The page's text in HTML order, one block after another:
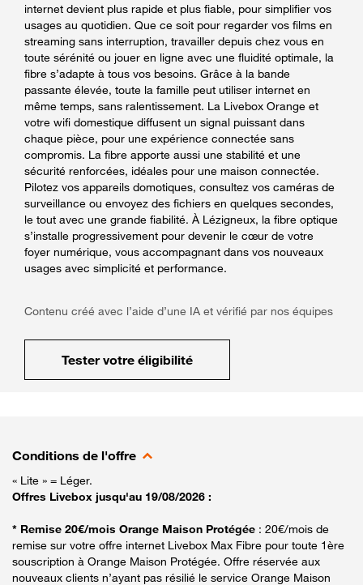
internet devient plus rapide et plus fiable, pour simplifier vos
usages au quotidien. Que ce soit pour regarder vos films en
streaming sans interruption, travailler depuis chez vous en
toute sérénité ou jouer en ligne avec une fluidité optimale, la
fibre s’adapte à tous vos besoins. Grâce à la bande
passante élevée, toute la famille peut utiliser internet en
même temps, sans ralentissement. La Livebox Orange et
votre wifi domestique diffusent un signal puissant dans
chaque pièce, pour une expérience connectée sans
compromis. La fibre apporte aussi une stabilité et une
sécurité renforcées, idéales pour une maison connectée.
Pilotez vos appareils domotiques, consultez vos caméras de
surveillance ou envoyez des fichiers en quelques secondes,
le tout avec une grande fiabilité. À Lézigneux, la fibre optique
s’installe progressivement pour devenir le cœur de votre
foyer numérique, vous accompagnant dans vos nouveaux
usages avec simplicité et performance.
Contenu créé avec l’aide d’une IA et vérifié par nos équipes
Tester votre éligibilité
Conditions de l'offre
« Lite » = Léger.
Offres Livebox jusqu'au 19/08/2026 :
* Remise 20€/mois Orange Maison Protégée : 20€/mois de
remise sur votre offre internet Livebox Max Fibre pour toute 1ère
souscription à Orange Maison Protégée. Offre réservée aux
nouveaux clients n’ayant pas résilié le service Orange Maison